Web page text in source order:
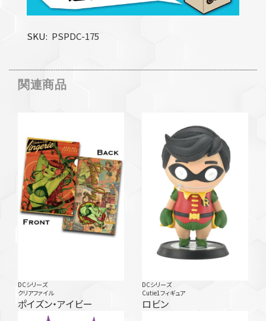
SKU PSPDC-175
関連商品
DCシリーズ
クリアファイル
ポイズン・アイビー
DCシリーズ
Cutie1フィギュア
ロビン